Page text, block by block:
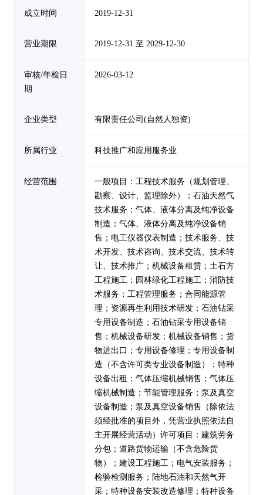
成立时间 2019-12-31
营业期限 2019-12-31 至 2029-12-30
审核/年检日
期
2026-03-12
企业类型 有限责任公司(自然人独资)
所属行业 科技推广和应用服务业
经营范围
一般项目：工程技术服务（规划管理、
勘察、设计、监理除外）；石油天然气
技术服务；气体、液体分离及纯净设备
制造；气体、液体分离及纯净设备销
售；电工仪器仪表制造；技术服务、技
术开发、技术咨询、技术交流、技术转
让、技术推广；机械设备租赁；土石方
工程施工；园林绿化工程施工；消防技
术服务；工程管理服务；合同能源管
理；资源再生利用技术研发；石油钻采
专用设备制造；石油钻采专用设备销
售；机械设备研发；机械设备销售；货
物进出口；专用设备修理；专用设备制
造（不含许可类专业设备制造）；特种
设备出租；气体压缩机械销售；气体压
缩机械制造；节能管理服务；泵及真空
设备制造；泵及真空设备销售（除依法
须经批准的项目外，凭营业执照依法自
主开展经营活动）许可项目：建筑劳务
分包；道路货物运输（不含危险货
物）；建设工程施工；电气安装服务；
检验检测服务；陆地石油和天然气开
采；特种设备安装改造修理；特种设备